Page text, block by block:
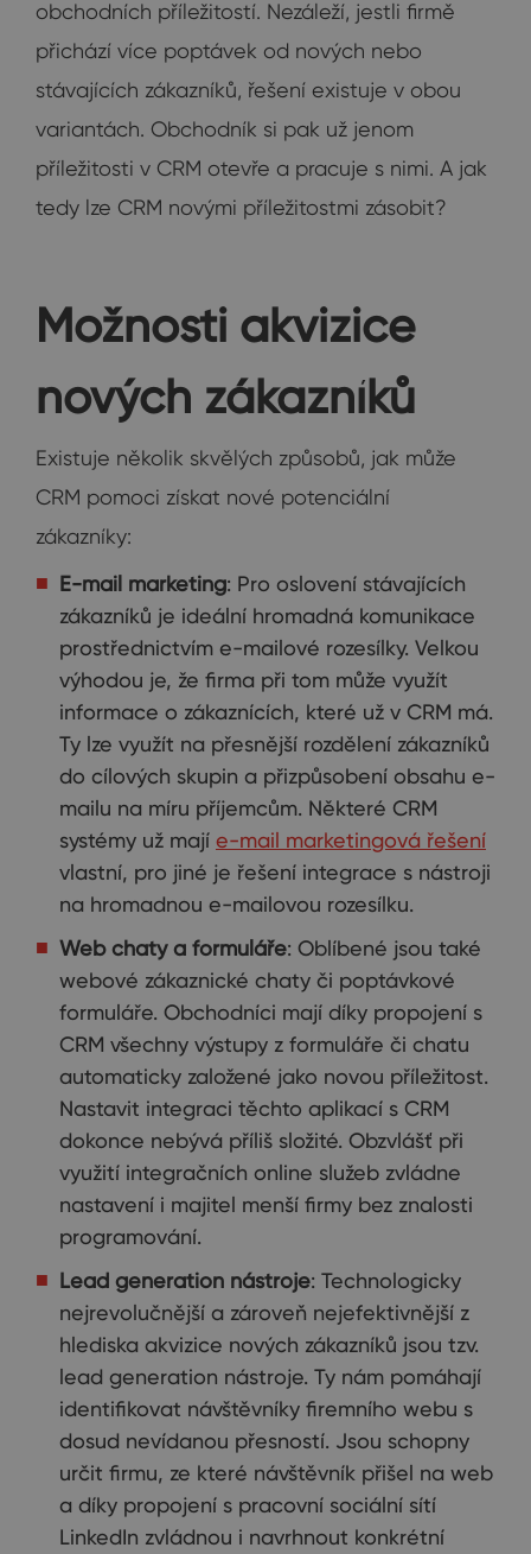
obchodních příležitostí. Nezáleží, jestli firmě
přichází více poptávek od nových nebo
stávajících zákazníků, řešení existuje v obou
variantách. Obchodník si pak už jenom
příležitosti v CRM otevře a pracuje s nimi. A jak
tedy lze CRM novými příležitostmi zásobit?
Možnosti akvizice
nových zákazníků
Existuje několik skvělých způsobů, jak může
CRM pomoci získat nové potenciální
zákazníky:
E-mail marketing: Pro oslovení stávajících
zákazníků je ideální hromadná komunikace
prostřednictvím e-mailové rozesílky. Velkou
výhodou je, že firma při tom může využít
informace o zákaznících, které už v CRM má.
Ty lze využít na přesnější rozdělení zákazníků
do cílových skupin a přizpůsobení obsahu e-
mailu na míru příjemcům. Některé CRM
systémy už mají e-mail marketingová řešení
vlastní, pro jiné je řešení integrace s nástroji
na hromadnou e-mailovou rozesílku.
Web chaty a formuláře: Oblíbené jsou také
webové zákaznické chaty či poptávkové
formuláře. Obchodníci mají díky propojení s
CRM všechny výstupy z formuláře či chatu
automaticky založené jako novou příležitost.
Nastavit integraci těchto aplikací s CRM
dokonce nebývá příliš složité. Obzvlášť při
využití integračních online služeb zvládne
nastavení i majitel menší firmy bez znalosti
programování.
Lead generation nástroje: Technologicky
nejrevolučnější a zároveň nejefektivnější z
hlediska akvizice nových zákazníků jsou tzv.
lead generation nástroje. Ty nám pomáhají
identifikovat návštěvníky firemního webu s
dosud nevídanou přesností. Jsou schopny
určit firmu, ze které návštěvník přišel na web
a díky propojení s pracovní sociální sítí
LinkedIn zvládnou i navrhnout konkrétní